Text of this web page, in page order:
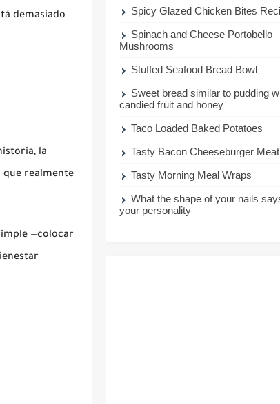
demasiado
la
que realmente
—colocar
Spicy Glazed Chicken Bites
Spinach and Cheese Portobello
Mushrooms
Stuffed Seafood Bread Bowl
Sweet bread similar to pudding
candied fruit and honey
Taco Loaded Baked Potatoes
Tasty Bacon Cheeseburger
Tasty Morning Meal Wraps
What the shape of your nails
your personality